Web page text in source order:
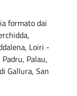
formato dai
Loiri -
Palau,
Gallura, San